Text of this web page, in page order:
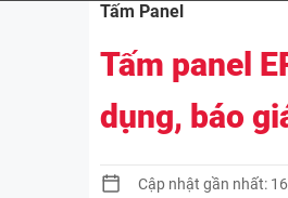
Tấm Panel
Tấm panel
dụng, báo
Cập nhật gần nhất: